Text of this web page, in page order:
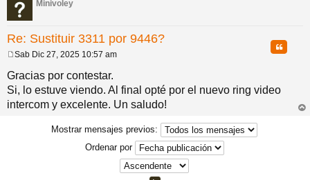
Minivoley
Re: Sustituir 3311 por 9446?
Citar
e
n
s
a
j
Sab Dic 27, 2025 10:57 am
Gracias por contestar.
Si, lo estuve viendo. Al final opté por el nuevo ring video
intercom y excelente. Un saludo!
Mostrar mensajes previos:
Ordenar por